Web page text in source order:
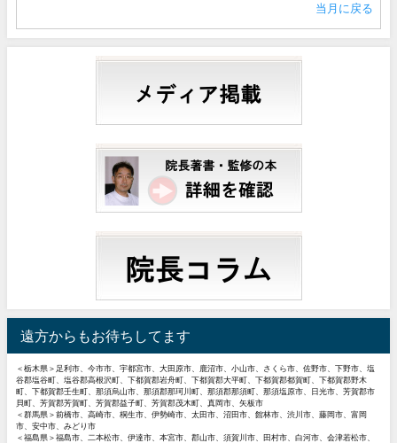
当月に戻る
遠方からもお待ちしてます
＜栃木県＞足利市、今市市、宇都宮市、大田原市、鹿沼市、小山市、さくら市、佐野市、下野市、塩
谷郡塩谷町、塩谷郡高根沢町、下都賀郡岩舟町、下都賀郡大平町、下都賀郡都賀町、下都賀郡野木
町、下都賀郡壬生町、那須烏山市、那須郡那珂川町、那須郡那須町、那須塩原市、日光市、芳賀郡市
貝町、芳賀郡芳賀町、芳賀郡益子町、芳賀郡茂木町、真岡市、矢板市
＜群馬県＞前橋市、高崎市、桐生市、伊勢崎市、太田市、沼田市、館林市、渋川市、藤岡市、富岡
市、安中市、みどり市
＜福島県＞福島市、二本松市、伊達市、本宮市、郡山市、須賀川市、田村市、白河市、会津若松市、